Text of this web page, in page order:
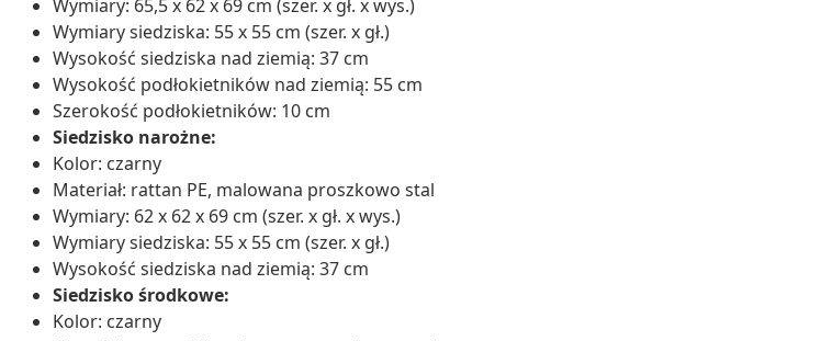
Wymiary: 65,5 x 62 x 69 cm (szer. x gł. x wys.)
Wymiary siedziska: 55 x 55 cm (szer. x gł.)
Wysokość siedziska nad ziemią: 37 cm
Wysokość podłokietników nad ziemią: 55 cm
Szerokość podłokietników: 10 cm
Siedzisko narożne:
Kolor: czarny
Materiał: rattan PE, malowana proszkowo stal
Wymiary: 62 x 62 x 69 cm (szer. x gł. x wys.)
Wymiary siedziska: 55 x 55 cm (szer. x gł.)
Wysokość siedziska nad ziemią: 37 cm
Siedzisko środkowe:
Kolor: czarny